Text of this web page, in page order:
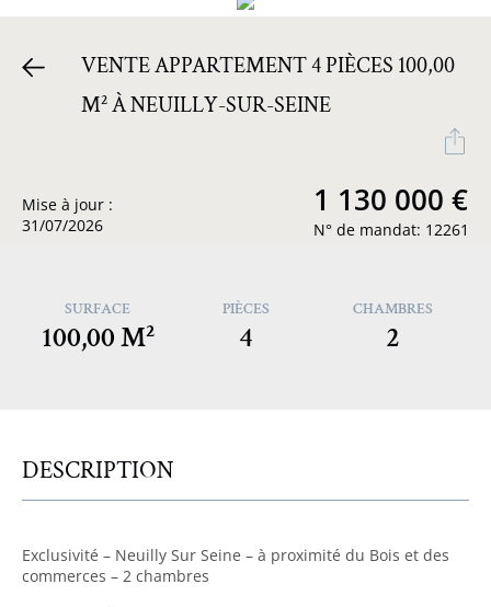
VENTE APPARTEMENT 4 PIÈCES 100,00
M² À NEUILLY-SUR-SEINE
Mise à jour :
31/07/2026
1 130 000 €
N° de mandat: 12261
SURFACE
100,00 M²
PIÈCES
4
CHAMBRES
2
DESCRIPTION
Exclusivité – Neuilly Sur Seine – à proximité du Bois et des
commerces – 2 chambres